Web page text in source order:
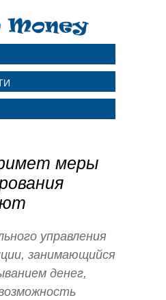
меры
управления
занимающийся
денег,